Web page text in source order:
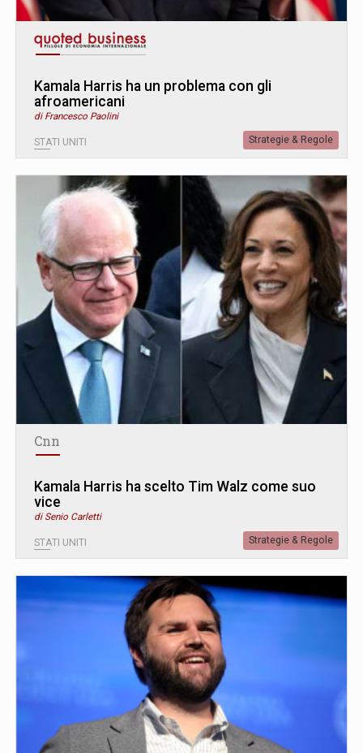
Kamala Harris ha un problema con gli
afroamericani
di Francesco Paolini
STATI UNITI Strategie & Regole
Cnn
Kamala Harris ha scelto Tim Walz come suo
vice
di Senio Carletti
STATI UNITI Strategie & Regole